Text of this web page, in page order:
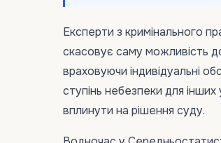
Експерти з кримінального
скасовує саму можливість
враховуючи індивідуальні
ступінь небезпеки для
вплинути на рішення суду.